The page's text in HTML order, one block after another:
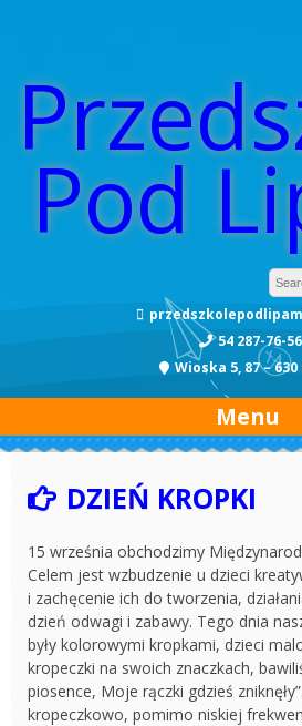
Pod
54 287-76-56
Wioska 5, 87 – 630
Menu
DZIEŃ KROPKI
15 września obchodzimy
Celem jest wzbudzenie u dzieci
i zachęcenie ich do tworzenia,
dzień odwagi i zabawy. Tego dnia
były kolorowymi kropkami, dzieci
kropeczki na swoich znaczkach,
piosence, Moje rączki gdzieś
kropeczkowo, pomimo niskiej